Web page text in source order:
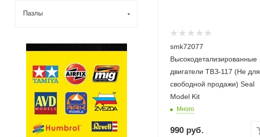
smk72077
Высокодетализированные
двигатели ТВЗ-117 (Не для
свободной продажи) Seal
Model Kit
Много
990 руб.
Пазлы